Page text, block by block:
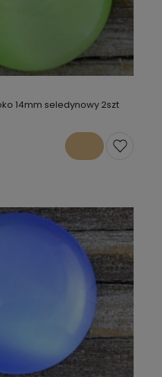
14mm seledynowy 2szt